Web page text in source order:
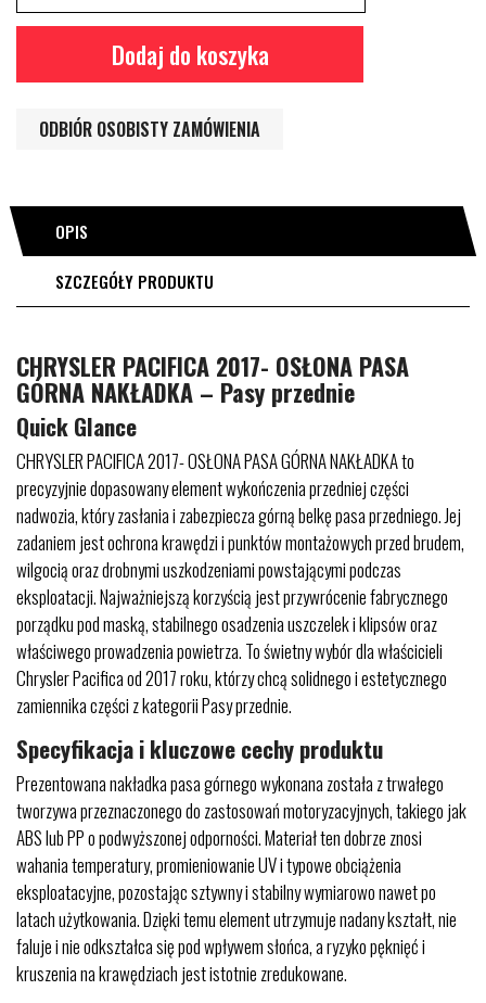
Dodaj do koszyka
ODBIÓR OSOBISTY ZAMÓWIENIA
OPIS
SZCZEGÓŁY PRODUKTU
CHRYSLER PACIFICA 2017- OSŁONA PASA
GÓRNA NAKŁADKA – Pasy przednie
Quick Glance
CHRYSLER PACIFICA 2017- OSŁONA PASA GÓRNA NAKŁADKA to
precyzyjnie dopasowany element wykończenia przedniej części
nadwozia, który zasłania i zabezpiecza górną belkę pasa przedniego. Jej
zadaniem jest ochrona krawędzi i punktów montażowych przed brudem,
wilgocią oraz drobnymi uszkodzeniami powstającymi podczas
eksploatacji. Najważniejszą korzyścią jest przywrócenie fabrycznego
porządku pod maską, stabilnego osadzenia uszczelek i klipsów oraz
właściwego prowadzenia powietrza. To świetny wybór dla właścicieli
Chrysler Pacifica od 2017 roku, którzy chcą solidnego i estetycznego
zamiennika części z kategorii Pasy przednie.
Specyfikacja i kluczowe cechy produktu
Prezentowana nakładka pasa górnego wykonana została z trwałego
tworzywa przeznaczonego do zastosowań motoryzacyjnych, takiego jak
ABS lub PP o podwyższonej odporności. Materiał ten dobrze znosi
wahania temperatury, promieniowanie UV i typowe obciążenia
eksploatacyjne, pozostając sztywny i stabilny wymiarowo nawet po
latach użytkowania. Dzięki temu element utrzymuje nadany kształt, nie
faluje i nie odkształca się pod wpływem słońca, a ryzyko pęknięć i
kruszenia na krawędziach jest istotnie zredukowane.